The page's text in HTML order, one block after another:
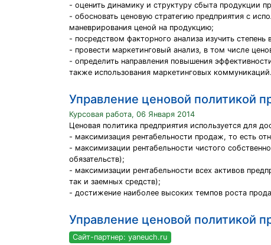
- оценить динамику и структуру сбыта продукции
- обосновать ценовую стратегию предприятия с
маневрирования ценой на продукцию;
- посредством факторного анализа изучить
- провести маркетинговый анализ, в том числе
- определить направления повышения
также использования маркетинговых коммуникаций.
Управление ценовой политикой
Курсовая работа, 06 Января 2014
Ценовая политика предприятия используется для
- максимизация рентабельности продаж, то есть
- максимизации рентабельности чистого
обязательств);
- максимизации рентабельности всех активов
так и заемных средств);
- достижение наиболее высоких темпов роста
Управление ценовой политикой
Сайт-партнер: yaneuch.ru